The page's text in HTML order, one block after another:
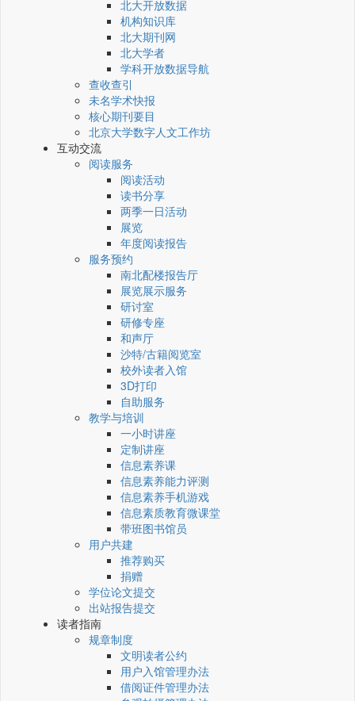
北大开放数据
机构知识库
北大期刊网
北大学者
学科开放数据导航
查收查引
未名学术快报
核心期刊要目
北京大学数字人文工作坊
互动交流
阅读服务
阅读活动
读书分享
两季一日活动
展览
年度阅读报告
服务预约
南北配楼报告厅
展览展示服务
研讨室
研修专座
和声厅
沙特/古籍阅览室
校外读者入馆
3D打印
自助服务
教学与培训
一小时讲座
定制讲座
信息素养课
信息素养能力评测
信息素养手机游戏
信息素质教育微课堂
带班图书馆员
用户共建
推荐购买
捐赠
学位论文提交
出站报告提交
读者指南
规章制度
文明读者公约
用户入馆管理办法
借阅证件管理办法